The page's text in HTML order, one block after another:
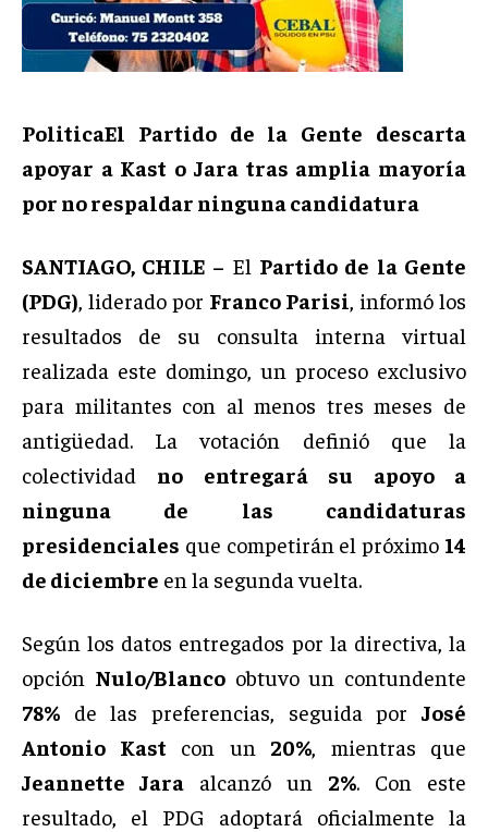
PoliticaEl Partido de la Gente descarta
apoyar a Kast o Jara tras amplia mayoría
por no respaldar ninguna candidatura
SANTIAGO, CHILE – El Partido de la Gente
(PDG), liderado por Franco Parisi, informó los
resultados de su consulta interna virtual
realizada este domingo, un proceso exclusivo
para militantes con al menos tres meses de
antigüedad. La votación definió que la
colectividad no entregará su apoyo a
ninguna de las candidaturas
presidenciales que competirán el próximo 14
de diciembre en la segunda vuelta.
Según los datos entregados por la directiva, la
opción Nulo/Blancoobtuvo un contundente
78% de las preferencias, seguida por José
Antonio Kast con un 20%, mientras que
Jeannette Jara alcanzó un 2%. Con este
resultado, el PDG adoptará oficialmente la